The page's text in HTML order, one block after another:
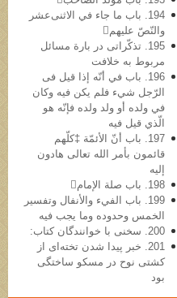
194. باب ما جاء في الاثنی‌عشر
والنّصّ علیهم
195. تذکّراتی در بارة مسائل
مربوط به خلافت
196. باب في أنّه إذا قیل فی
الرّجل شيء فلم یکن فیه وکان
في ولده أو ولد ولده فإنّه هو
الّذي قیل فیه
197. باب أنّ الأئمّة ‡کلّهم
قائمون بأمر الله تعالی هادون
إلیه
198. باب صلة الإمام
199. باب الفيء والأنفال وتفسیر
الخمس وحدوده وما یجب فیه
200. سخنی با خوانندگان کتاب:
201. خبر پیدا شدن تخته‌ای از
کشتی نوح در مسکو ساختگی
بود